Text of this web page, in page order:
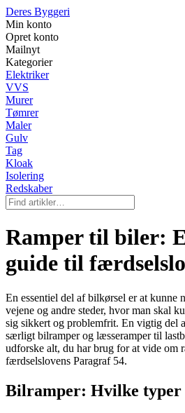
Deres Byggeri
Min konto
Opret konto
Mailnyt
Kategorier
Elektriker
VVS
Murer
Tømrer
Maler
Gulv
Tag
Kloak
Isolering
Redskaber
Ramper til biler:
guide til
En essentiel del af bilkørsel er at kunne
vejene og andre steder, hvor man skal
sig sikkert og problemfrit. En vigtig del
særligt bilramper og læsseramper til
udforske alt, du har brug for at vide om
færdselslovens Paragraf 54.
Bilramper: Hvilke typer